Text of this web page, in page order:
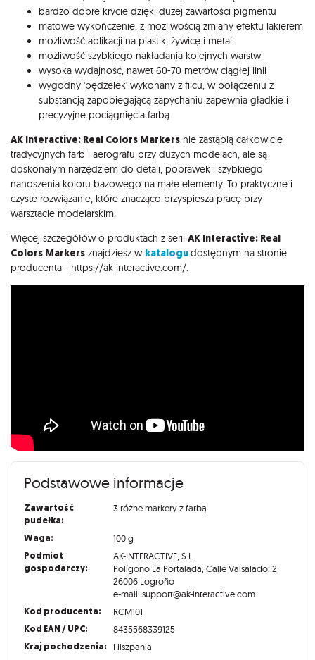
bardzo dobre krycie dzięki dużej zawartości pigmentu
matowe wykończenie, z możliwością zmiany efektu lakierem
możliwość aplikacji na plastik, żywicę i metal
możliwość szybkiego nakładania kolejnych warstw
wysoka wydajność, nawet 60-70 metrów ciągłej linii
wygodny 'pędzelek' wykonany z filcu, w połączeniu z
substancją zapobiegającą zapychaniu zapewnia gładkie i
precyzyjne pociągnięcia farbą
AK Interactive: Real Colors Markers nie zastąpią całkowicie
tradycyjnych farb i aerografu przy dużych modelach, ale są
doskonałym narzędziem do detali, poprawek i szybkiego
nanoszenia koloru bazowego na małe elementy. To praktyczne i
czyste rozwiązanie, które znacząco przyspiesza pracę przy
warsztacie modelarskim.
Więcej szczegółów o produktach z serii AK Interactive: Real
Colors Markers znajdziesz w katalogudostępnym na stronie
producenta - https://ak-interactive.com/.
Podstawowe informacje
Zawartość
pudełka:
3 różne markery z farbą
Waga: 100 g
Podmiot
gospodarczy:
AK-INTERACTIVE, S.L.
Polígono La Portalada, Calle Valsalado, 2
26006 Logroño
e-mail: support@ak-interactive.com
Kod producenta: RCM101
Kod EAN / UPC: 8435568339125
Kraj pochodzenia: Hiszpania